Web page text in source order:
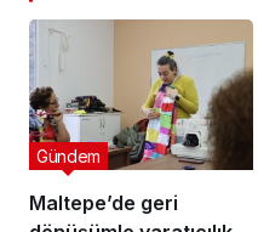
Maltepe’de geri
Gündem